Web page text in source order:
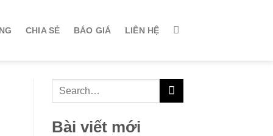
CHIA SẺ BÁO GIÁ LIÊN HỆ
Bài viết mới